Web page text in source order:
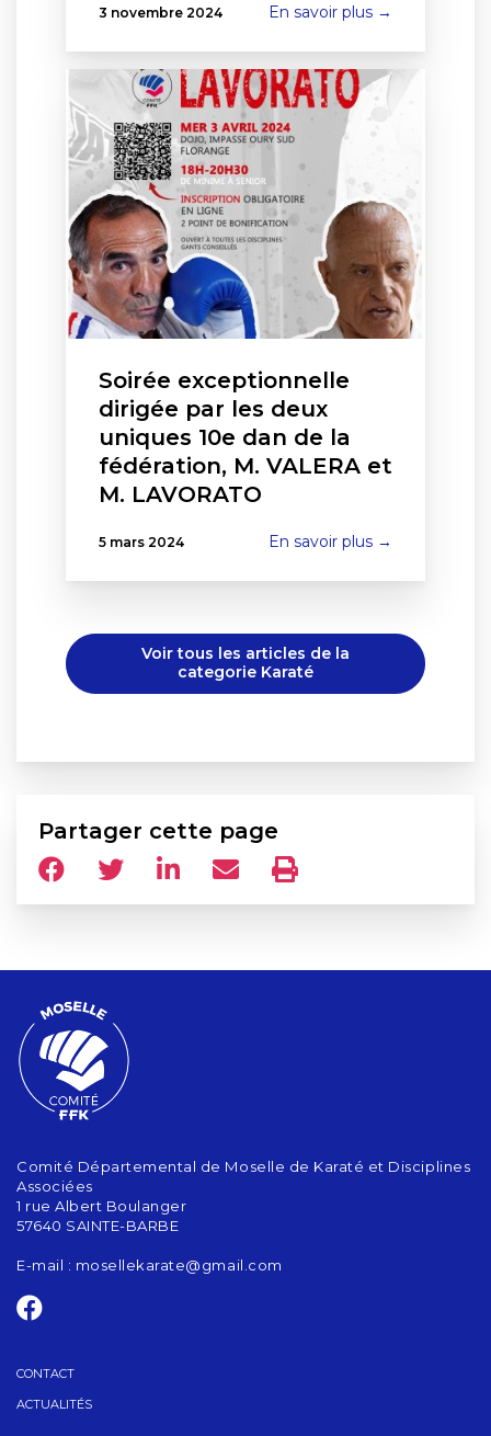
3 novembre 2024 En savoir plus →
Soirée exceptionnelle
dirigée par les deux
uniques 10e dan de la
fédération, M. VALERA et
M. LAVORATO
5 mars 2024 En savoir plus →
Voir tous les articles de la
categorie Karaté
Partager cette page
Comité Départemental de Moselle de Karaté et Disciplines
Associées
1 rue Albert Boulanger
57640 SAINTE-BARBE
E-mail : mosellekarate@gmail.com
CONTACT
ACTUALITÉS